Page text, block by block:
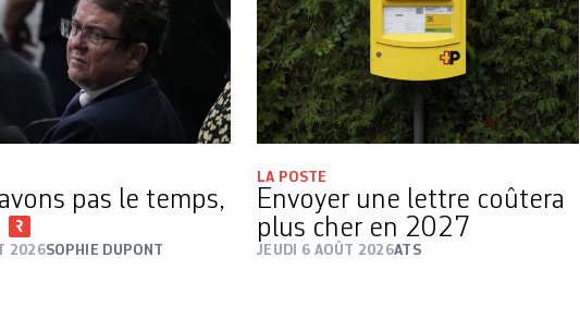
pas le temps,
2026SOPHIE DUPONT
LA POSTE
Envoyer une lettre coûtera
plus cher en 2027
JEUDI 6 AOÛT 2026ATS